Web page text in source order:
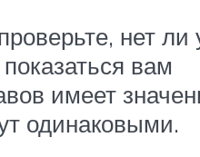
нет ли
вам
имеет
одинаковыми.